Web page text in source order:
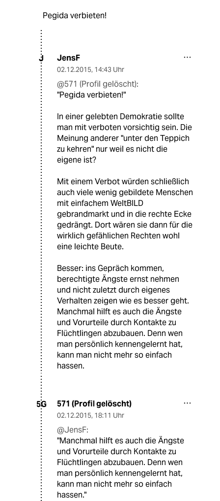
Pegida verbieten!
J JensF
02.12.2015, 14:43 Uhr
@571 (Profil gelöscht):
"Pegida verbieten!"
In einer gelebten Demokratie sollte
man mit verboten vorsichtig sein. Die
Meinung anderer "unter den Teppich
zu kehren" nur weil es nicht die
eigene ist?
Mit einem Verbot würden schließlich
auch viele wenig gebildete Menschen
mit einfachem WeltBILD
gebrandmarkt und in die rechte Ecke
gedrängt. Dort wären sie dann für die
wirklich gefählichen Rechten wohl
eine leichte Beute.
Besser: ins Gepräch kommen,
berechtigte Ängste ernst nehmen
und nicht zuletzt durch eigenes
Verhalten zeigen wie es besser geht.
Manchmal hilft es auch die Ängste
und Vorurteile durch Kontakte zu
Flüchtlingen abzubauen. Denn wen
man persönlich kennengelernt hat,
kann man nicht mehr so einfach
hassen.
5G 571 (Profil gelöscht)
02.12.2015, 18:11 Uhr
@JensF:
"Manchmal hilft es auch die Ängste
und Vorurteile durch Kontakte zu
Flüchtlingen abzubauen. Denn wen
man persönlich kennengelernt hat,
kann man nicht mehr so einfach
hassen."